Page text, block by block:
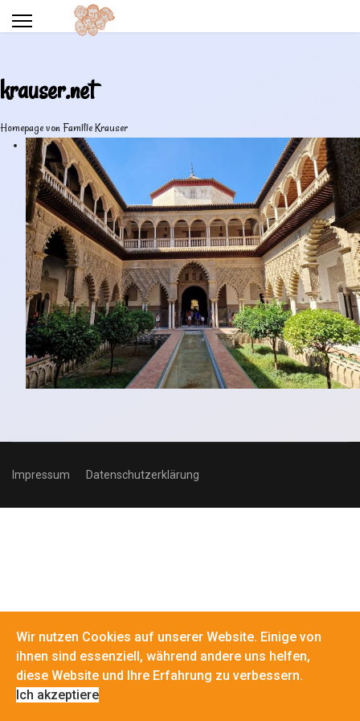
krauser.net
Homepage von Familie Krauser
Impressum Datenschutzerklärung
Wir nutzen Cookies auf unserer Website. Einige von
ihnen sind essenziell, während andere uns helfen,
diese Website und Ihre Erfahrung zu verbessern.
Ich akzeptiere